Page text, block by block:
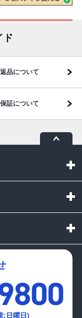
ド
品について
証について
:日曜日)